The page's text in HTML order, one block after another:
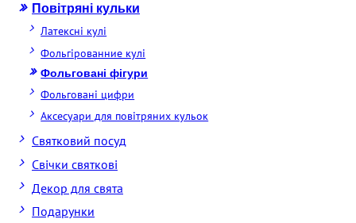
Повітряні кульки
Латексні кулі
Фольгірованние кулі
Фольговані фігури
Фольговані цифри
Аксесуари для повітряних кульок
Святковий посуд
Свічки святкові
Декор для свята
Подарунки